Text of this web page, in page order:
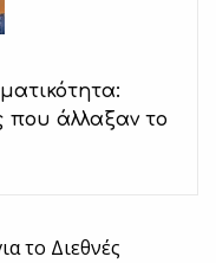
που άλλαξαν το
το Διεθνές